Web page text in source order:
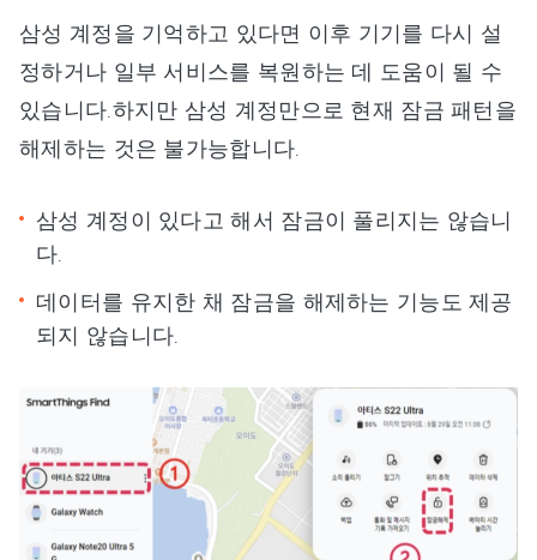
삼성 계정을 기억하고 있다면 이후 기기를 다시 설
정하거나 일부 서비스를 복원하는 데 도움이 될 수
있습니다.하지만 삼성 계정만으로 현재 잠금 패턴을
해제하는 것은 불가능합니다.
삼성 계정이 있다고 해서 잠금이 풀리지는 않습니
다.
데이터를 유지한 채 잠금을 해제하는 기능도 제공
되지 않습니다.